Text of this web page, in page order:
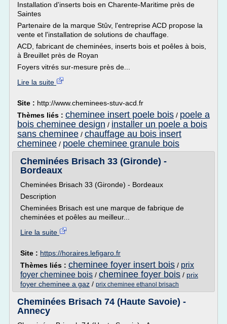
Installation d'inserts bois en Charente-Maritime près de
Saintes
Partenaire de la marque Stûv, l'entreprise ACD propose la
vente et l'installation de solutions de chauffage.
ACD, fabricant de cheminées, inserts bois et poêles à bois,
à Breuillet près de Royan
Foyers vitrés sur-mesure près de...
Lire la suite
Site : http://www.cheminees-stuv-acd.fr
Thèmes liés : cheminee insert poele bois / poele a
bois cheminee design / installer un poele a bois
sans cheminee / chauffage au bois insert
cheminee / poele cheminee granule bois
Cheminées Brisach 33 (Gironde) -
Bordeaux
Cheminées Brisach 33 (Gironde) - Bordeaux
Description
Cheminées Brisach est une marque de fabrique de
cheminées et poêles au meilleur...
Lire la suite
Site : https://horaires.lefigaro.fr
Thèmes liés : cheminee foyer insert bois / prix
foyer cheminee bois / cheminee foyer bois / prix
foyer cheminee a gaz / prix cheminee ethanol brisach
Cheminées Brisach 74 (Haute Savoie) -
Annecy